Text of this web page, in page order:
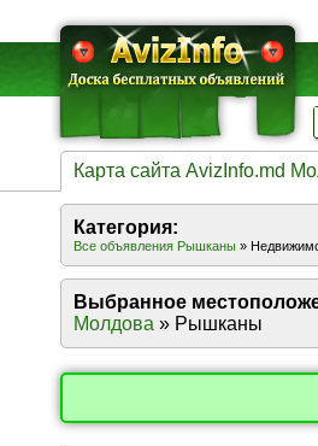
Карта сайта AvizInfo.md
Категория:
Все объявления Рышканы »
Выбранное
Молдова » Рышканы